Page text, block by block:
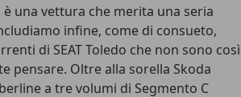
è una vettura che merita una seria
infine, come di consueto,
di SEAT Toledo che non sono così
pensare. Oltre alla sorella Skoda
a tre volumi di Segmento C